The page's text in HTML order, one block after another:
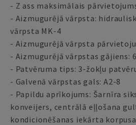
- Z ass maksimālais
- Aizmugurējā vārpsta:
vārpsta MK-4
- Aizmugurējā vārpsta
- Aizmugurējā vārpstas gājiens:
- Patvēruma tips: 3-žokļu
- Galvenā vārpstas gals: A2-8
- Papildu aprīkojums: Šarnīra
konveijers, centrālā eļļošana
kondicionēšanas iekārta